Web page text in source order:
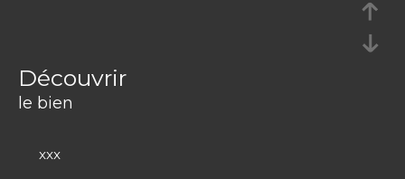
découvrir
le bien
xxx